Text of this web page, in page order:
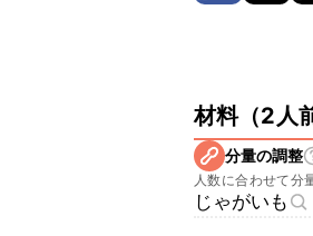
材料（2人
分量の調整
人数に合わせて分
じゃがいも